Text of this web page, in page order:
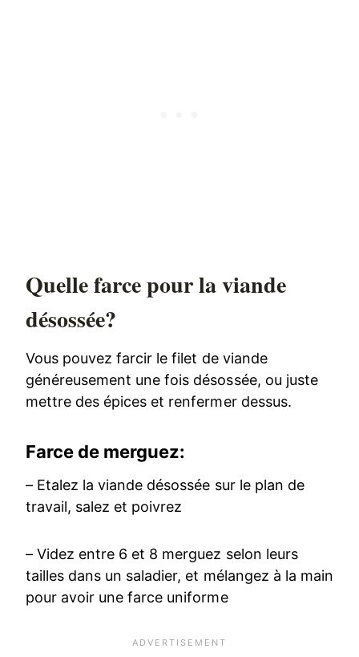
Quelle farce pour la viande
désossée?
Vous pouvez farcir le filet de viande
généreusement une fois désossée, ou juste
mettre des épices et renfermer dessus.
Farce de merguez:
– Etalez la viande désossée sur le plan de
travail, salez et poivrez
– Videz entre 6 et 8 merguez selon leurs
tailles dans un saladier, et mélangez à la main
pour avoir une farce uniforme